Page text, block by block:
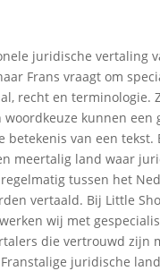
juridische vertaling
Frans vraagt om
recht en terminologie.
kunnen een
betekenis van een tekst.
meertalig land waar
tussen het
vertaald. Bij Little
wij met
die vertrouwd zijn
juridische